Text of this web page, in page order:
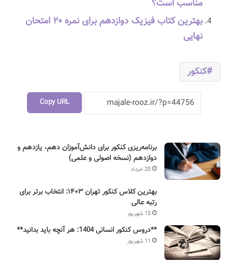
مناسب است؟
بهترین کتاب فیزیک دوازدهم برای نمره ۲۰ امتحان
نهایی
کنکور
Copy URL
برنامه‌ریزی کنکور برای دانش‌آموزان دهم، یازدهم و
دوازدهم (نسخه اصولی و علمی)
20 خرداد
بهترین کلاس کنکور تهران ۱۴۰۳: انتخاب برتر برای
رتبه عالی
15 شهریور
**دروس کنکور انسانی 1404: هر آنچه باید بدانید**
11 شهریور